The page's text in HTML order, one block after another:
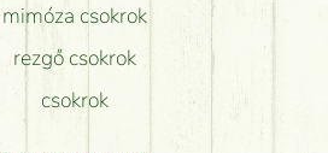
mimóza csokrok
rezgő csokrok
csokrok